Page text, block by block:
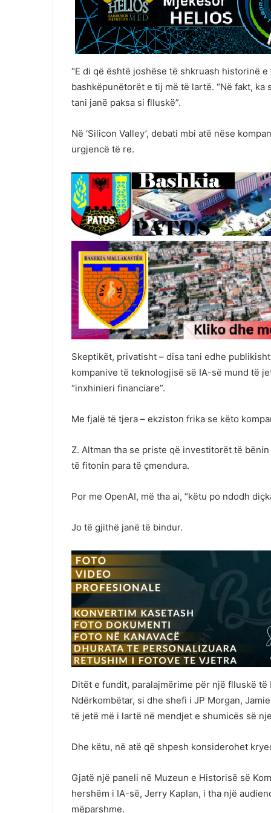
“E di që është joshëse të shkruash historinë
bashkëpunëtorët e tij më të lartë. “Në fakt,
tani janë paksa si flluskë”.
Në ‘Silicon Valley’, debati mbi atë nëse
urgjencë të re.
Skeptikët, privatisht – disa tani edhe
kompanive të teknologjisë së IA-së mund të
“inxhinieri financiare”.
Me fjalë të tjera – ekziston frika se këto
Z. Altman tha se priste që investitorët të
të fitonin para të çmendura.
Por me OpenAI, më tha ai, “këtu po ndodh
Jo të gjithë janë të bindur.
Ditët e fundit, paralajmërime për një flluskë
Ndërkombëtar, si dhe shefi i JP Morgan,
të jetë më i lartë në mendjet e shumicës së
Dhe këtu, në atë që shpesh konsiderohet
Gjatë një paneli në Muzeun e Historisë së
hershëm i IA-së, Jerry Kaplan, i tha një
mëparshme.